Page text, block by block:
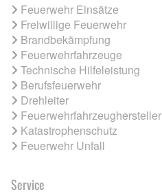
Feuerwehr Einsätze
Freiwillige Feuerwehr
Brandbekämpfung
Feuerwehrfahrzeuge
Technische Hilfeleistung
Berufsfeuerwehr
Drehleiter
Feuerwehrfahrzeughersteller
Katastrophenschutz
Feuerwehr Unfall
Service